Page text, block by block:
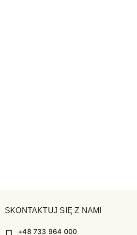
SKONTAKTUJ SIĘ Z NAMI
+48 733 964 000